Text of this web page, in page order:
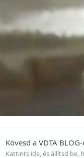
Kövesd a VDTA
Kattints ide, és állítsd be,